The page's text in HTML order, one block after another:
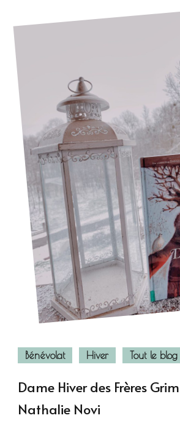
Bénévolat Hiver Tout le blog
Dame Hiver des Frères
Nathalie Novi